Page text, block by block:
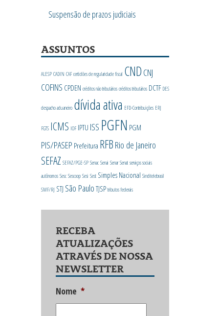
Suspensão de prazos judiciais
ASSUNTOS
ALESP CADIN CAF certidões de regularidade fiscal CND CNJ
COFINS CPDEN créditos não tributários créditos tributários DCTF DES
despacho aduaneiro dívida ativa EFD-Contribuições ERJ
FGTS ICMS IOF IPTU ISS PGFN PGM
PIS/PASEP Prefeitura RFB Rio de Janeiro
SEFAZ SEFAZ/PGE-SP Senac Senai Senar Senat serviços sociais
autônomos Sesc Sescoop Sesi Sest Simples Nacional Sinditelebrasil
SMF/RJ STJ São PauloTJSP tributos federais
RECEBA
ATUALIZAÇÕES
ATRAVÉS DE NOSSA
NEWSLETTER
Nome *